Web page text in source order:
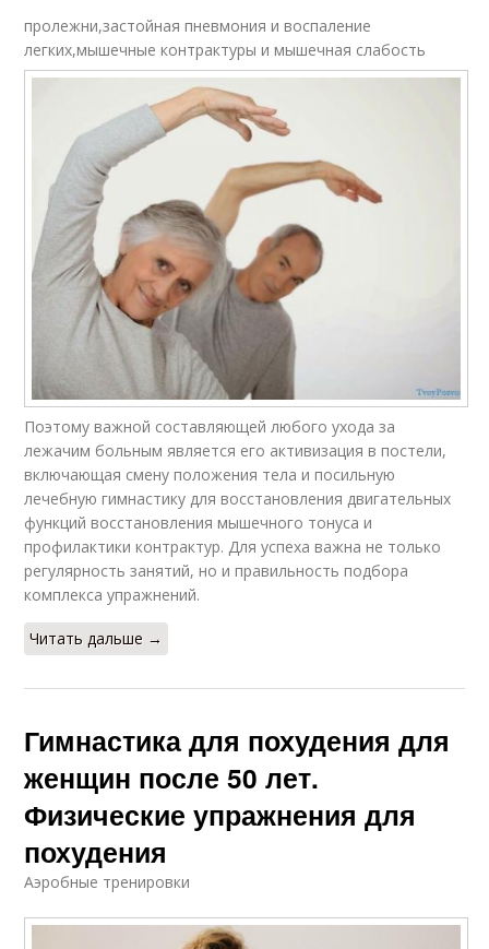
пролежни,застойная пневмония и воспаление
легких,мышечные контрактуры и мышечная слабость
Поэтому важной составляющей любого ухода за
лежачим больным является его активизация в постели,
включающая смену положения тела и посильную
лечебную гимнастику для восстановления двигательных
функций восстановления мышечного тонуса и
профилактики контрактур. Для успеха важна не только
регулярность занятий, но и правильность подбора
комплекса упражнений.
Читать дальше →
Гимнастика для похудения для
женщин после 50 лет.
Физические упражнения для
похудения
Аэробные тренировки